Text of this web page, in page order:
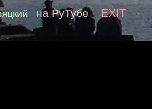
наРуТубе EXIT